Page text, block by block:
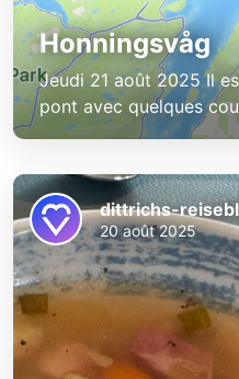
Honningsvåg
Jeudi 21 août 2025 Il
pont avec quelques
dittrichs-
20 août 2025